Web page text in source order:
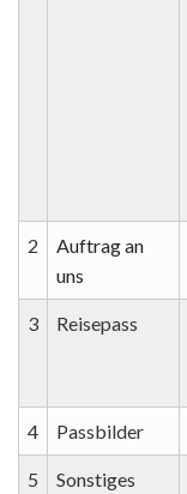
2
Auftrag an
uns
3 Reisepass
4 Passbilder
5 Sonstiges